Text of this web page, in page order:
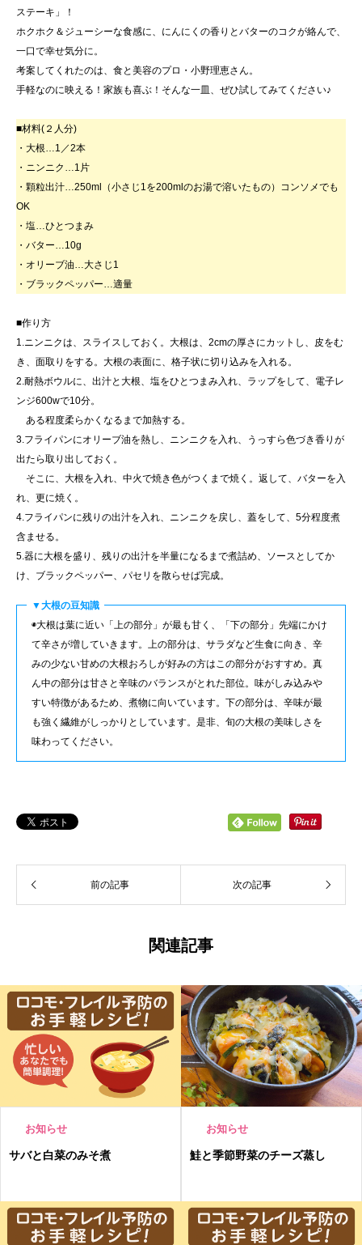
ステーキ」！
ホクホク＆ジューシーな食感に、にんにくの香りとバターのコクが絡んで、
一口で幸せ気分に。
考案してくれたのは、食と美容のプロ・小野理恵さん。
手軽なのに映える！家族も喜ぶ！そんな一皿、ぜひ試してみてください♪
■材料(２人分)
・大根…1／2本
・ニンニク…1片
・顆粒出汁…250ml（小さじ1を200mlのお湯で溶いたもの）コンソメでも
OK
・塩…ひとつまみ
・バター…10g
・オリーブ油…大さじ1
・ブラックペッパー…適量
■作り方
1.ニンニクは、スライスしておく。大根は、2cmの厚さにカットし、皮をむ
き、面取りをする。大根の表面に、格子状に切り込みを入れる。
2.耐熱ボウルに、出汁と大根、塩をひとつまみ入れ、ラップをして、電子レ
ンジ600wで10分。
ある程度柔らかくなるまで加熱する。
3.フライパンにオリーブ油を熱し、ニンニクを入れ、うっすら色づき香りが
出たら取り出しておく。
そこに、大根を入れ、中火で焼き色がつくまで焼く。返して、バターを入
れ、更に焼く。
4.フライパンに残りの出汁を入れ、ニンニクを戻し、蓋をして、5分程度煮
含ませる。
5.器に大根を盛り、残りの出汁を半量になるまで煮詰め、ソースとしてか
け、ブラックペッパー、パセリを散らせば完成。
▼大根の豆知識
◉大根は葉に近い「上の部分」が最も甘く、「下の部分」先端にかけ
て辛さが増していきます。上の部分は、サラダなど生食に向き、辛
みの少ない甘めの大根おろしが好みの方はこの部分がおすすめ。真
ん中の部分は甘さと辛味のバランスがとれた部位。味がしみ込みや
すい特徴があるため、煮物に向いています。下の部分は、辛味が最
も強く繊維がしっかりとしています。是非、旬の大根の美味しさを
味わってください。
前の記事 次の記事
関連記事
お知らせ
サバと白菜のみそ煮
お知らせ
鮭と季節野菜のチーズ蒸し